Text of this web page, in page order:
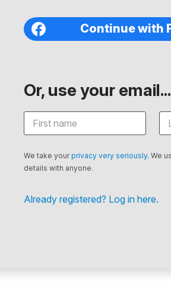
Continue with
Or, use your email...
We take yourprivacy very seriously. We
details with anyone.
Already registered? Log in here.